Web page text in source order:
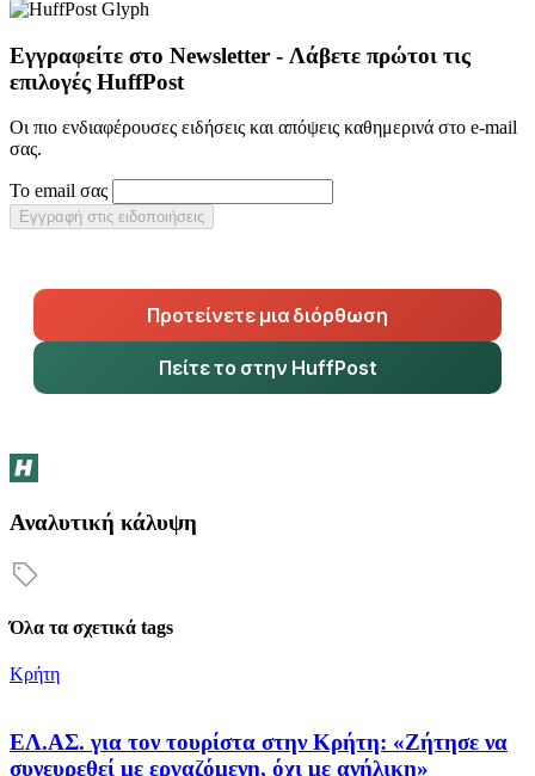
Εγγραφείτε στο Newsletter - Λάβετε πρώτοι τις
επιλογές HuffPost
Οι πιο ενδιαφέρουσες ειδήσεις και απόψεις καθημερινά στο e-mail
σας.
Το email σας
Εγγραφή στις ειδοποιήσεις
Προτείνετε μια διόρθωση
Πείτε το στην HuffPost
Αναλυτική κάλυψη
Όλα τα σχετικά tags
Κρήτη
ΕΛ.ΑΣ. για τον τουρίστα στην Κρήτη: «Ζήτησε να
συνευρεθεί με εργαζόμενη, όχι με ανήλικη»